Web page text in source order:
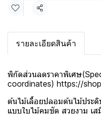
แชร์
รายละเอียดสินค้า
พิกัดส่วนลดราคาพิเศษ
coordinates) https://
ต้นไม้เลื้อยปลอมต้นไม้ประ
แบบใบไม้คมชัด สวยงาม เส